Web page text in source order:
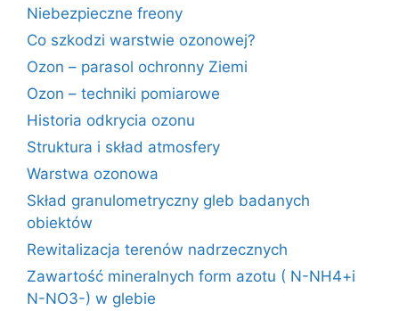
Niebezpieczne freony
Co szkodzi warstwie ozonowej?
Ozon – parasol ochronny Ziemi
Ozon – techniki pomiarowe
Historia odkrycia ozonu
Struktura i skład atmosfery
Warstwa ozonowa
Skład granulometryczny gleb badanych
obiektów
Rewitalizacja terenów nadrzecznych
Zawartość mineralnych form azotu ( N-NH4+i
N-NO3-) w glebie